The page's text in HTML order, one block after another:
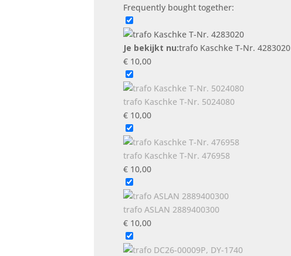
Nr.
4283020
aantal
Frequently bought together:
Je bekijkt nu:trafo Kaschke T-Nr. 4283020
€10,00
trafo Kaschke T-Nr. 5024080
€10,00
trafo Kaschke T-Nr. 476958
€10,00
trafo ASLAN 2889400300
€10,00